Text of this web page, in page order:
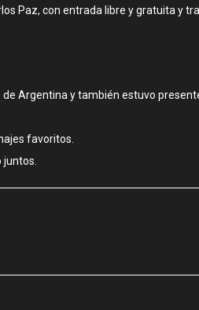
Paz, con entrada libre y gratuita y
Argentina y también estuvo
favoritos.